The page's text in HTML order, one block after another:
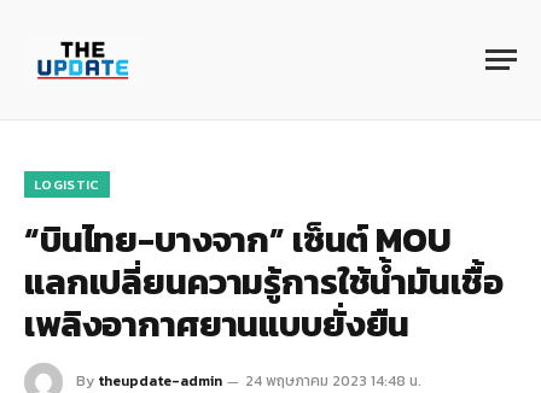
LOGISTIC
“บินไทย-บางจาก” เซ็นต์ MOU
แลกเปลี่ยนความรู้การใช้น้ำมันเชื้อ
เพลิงอากาศยานแบบยั่งยืน
By theupdate-admin
24 พฤษภาคม 2023 14:48 น.